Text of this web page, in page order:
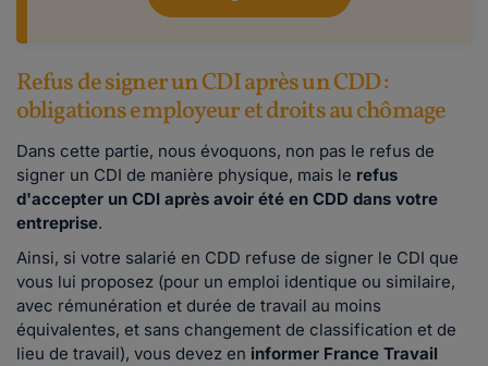
Refus de signer un CDI après un CDD :
obligations employeur et droits au chômage
Dans cette partie, nous évoquons, non pas le refus de
signer un CDI de manière physique, mais le refus
d'accepter un CDI après avoir été en CDD dans votre
entreprise.
Ainsi, si votre salarié en CDD refuse de signer le CDI que
vous lui proposez (pour un emploi identique ou similaire,
avec rémunération et durée de travail au moins
équivalentes, et sans changement de classification et de
lieu de travail), vous devez en informer France Travail